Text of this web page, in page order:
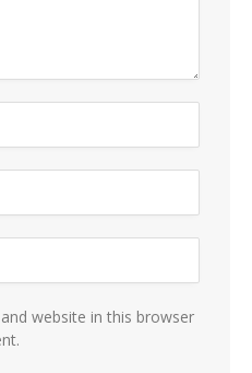
website in this browser